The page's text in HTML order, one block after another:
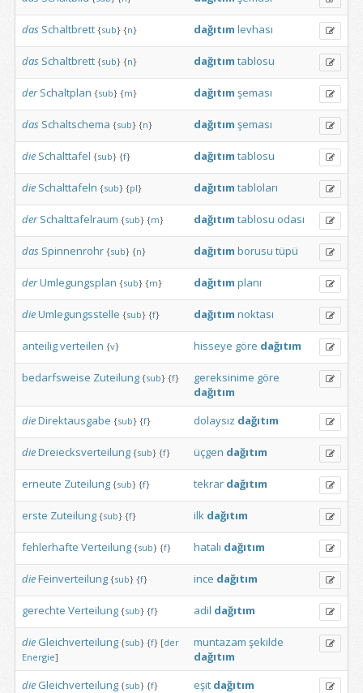
das Schaltbrett {sub} {n} dağıtım levhası
das Schaltbrett {sub} {n} dağıtım tablosu
der Schaltplan {sub} {m} dağıtım şeması
das Schaltschema {sub} {n} dağıtım şeması
die Schalttafel {sub} {f} dağıtım tablosu
die Schalttafeln {sub} {pl} dağıtım tabloları
der Schalttafelraum {sub} {m} dağıtım tablosu odası
das Spinnenrohr {sub} {n} dağıtım borusu tüpü
derUmlegungsplan {sub} {m} dağıtım planı
dieUmlegungsstelle {sub} {f} dağıtım noktası
anteiligverteilen {v} hisseye göre dağıtım
bedarfsweise Zuteilung {sub} {f} gereksinime göre
dağıtım
dieDirektausgabe {sub} {f} dolaysız dağıtım
dieDreiecksverteilung {sub} {f} üçgen dağıtım
erneute Zuteilung {sub} {f} tekrar dağıtım
erste Zuteilung {sub} {f} ilk dağıtım
fehlerhafte Verteilung {sub} {f} hatalı dağıtım
dieFeinverteilung {sub} {f} ince dağıtım
gerechte Verteilung {sub} {f} adil dağıtım
die Gleichverteilung {sub} {f} [der
Energie]
muntazam şekilde
dağıtım
die Gleichverteilung {sub} {f} eşit dağıtım